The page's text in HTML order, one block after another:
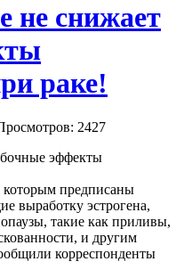
не снижает
раке!
2427
предписаны
выработку эстрогена,
такие как приливы,
и другим
корреспонденты